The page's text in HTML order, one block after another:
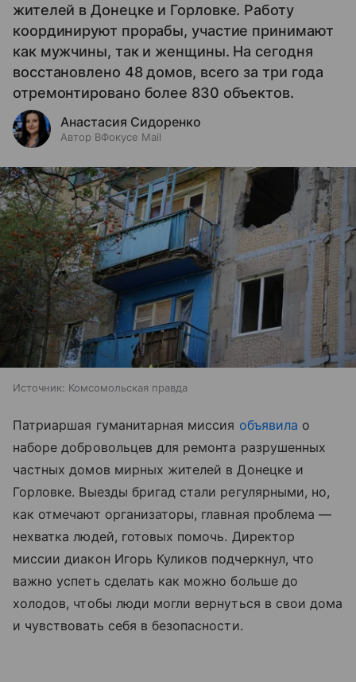
жителей в Донецке и Горловке. Работу
координируют прорабы, участие принимают
как мужчины, так и женщины. На сегодня
восстановлено 48 домов, всего за три года
отремонтировано более 830 объектов.
Анастасия Сидоренко
Автор ВФокусе Mail
Источник: Комсомольская правда
Патриаршая гуманитарная миссия объявила о
наборе добровольцев для ремонта разрушенных
частных домов мирных жителей в Донецке и
Горловке. Выезды бригад стали регулярными, но,
как отмечают организаторы, главная проблема —
нехватка людей, готовых помочь. Директор
миссии диакон Игорь Куликов подчеркнул, что
важно успеть сделать как можно больше до
холодов, чтобы люди могли вернуться в свои дома
и чувствовать себя в безопасности.